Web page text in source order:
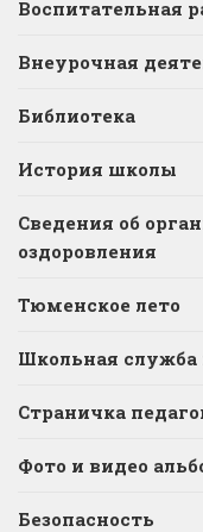
Воспитательная
Внеурочная
Библиотека
История школы
Сведения об
оздоровления
Тюменское лето
Школьная
Страничка
Фото и видео
Безопасность